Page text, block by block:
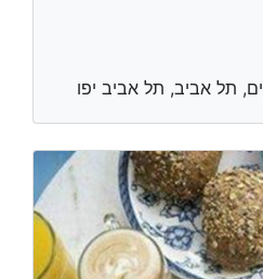
תל אביב, תל אביב יפו